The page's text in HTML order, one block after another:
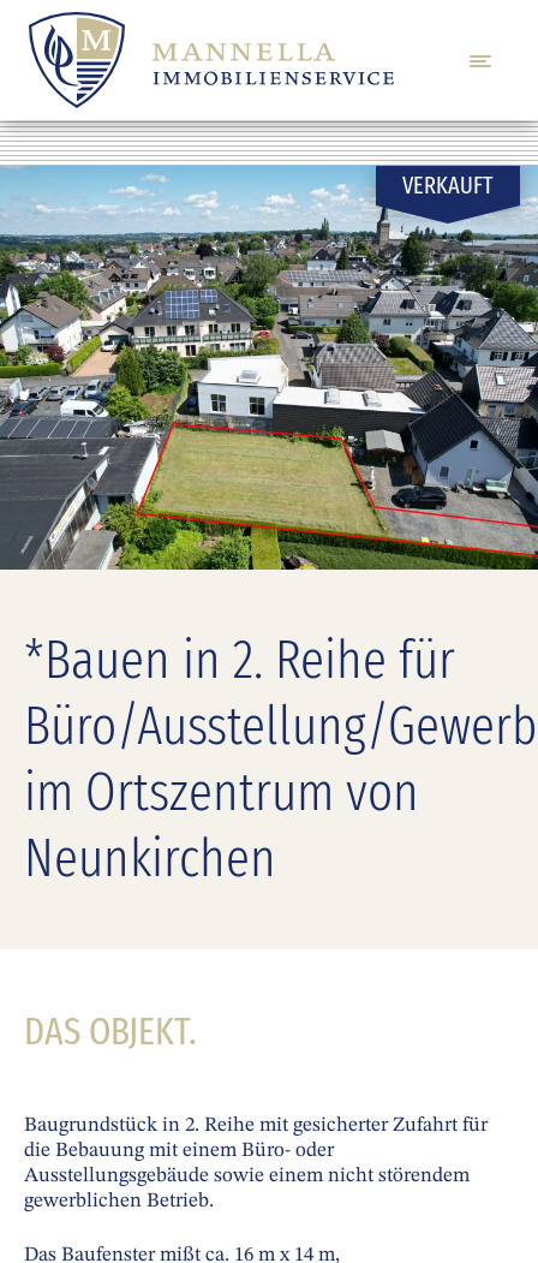
VERKAUFT
*Bauen in 2. Reihe für
Büro/Ausstellung/
im Ortszentrum von
Neunkirchen
DAS OBJEKT.
Baugrundstück in 2. Reihe mit gesicherter Zufahrt für
die Bebauung mit einem Büro- oder
Ausstellungsgebäude sowie einem nicht störendem
gewerblichen Betrieb.
Das Baufenster mißt ca. 16 m x 14 m,